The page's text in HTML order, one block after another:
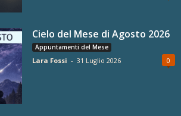
Cielo del Mese di Agosto 2026
Appuntamenti del Mese
Lara Fossi - 31 Luglio 2026 0